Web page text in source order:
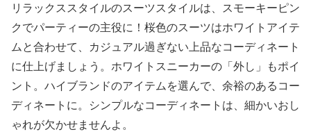
リラックススタイルのスーツスタイルは、スモーキーピン
クでパーティーの主役に！桜色のスーツはホワイトアイテ
ムと合わせて、カジュアル過ぎない上品なコーディネート
に仕上げましょう。ホワイトスニーカーの「外し」もポイ
ント。ハイブランドのアイテムを選んで、余裕のあるコー
ディネートに。シンプルなコーディネートは、細かいおし
ゃれが欠かせませんよ。